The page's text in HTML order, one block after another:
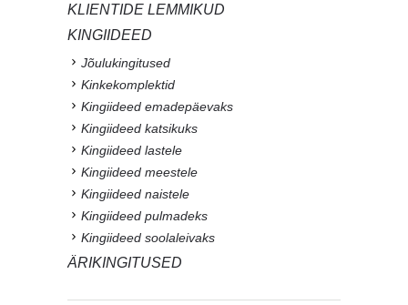
KLIENTIDE LEMMIKUD
KINGIIDEED
Jõulukingitused
Kinkekomplektid
Kingiideed emadepäevaks
Kingiideed katsikuks
Kingiideed lastele
Kingiideed meestele
Kingiideed naistele
Kingiideed pulmadeks
Kingiideed soolaleivaks
ÄRIKINGITUSED